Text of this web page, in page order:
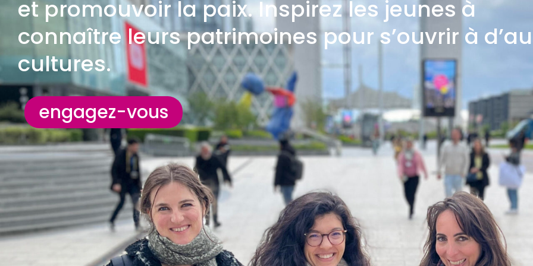
et promouvoir la paix. Inspirez les jeunes à
connaître leurs patrimoines pour s’ouvrir à
cultures.
engagez-vous